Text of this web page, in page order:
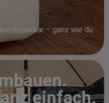
– ganz wie du
einfach.